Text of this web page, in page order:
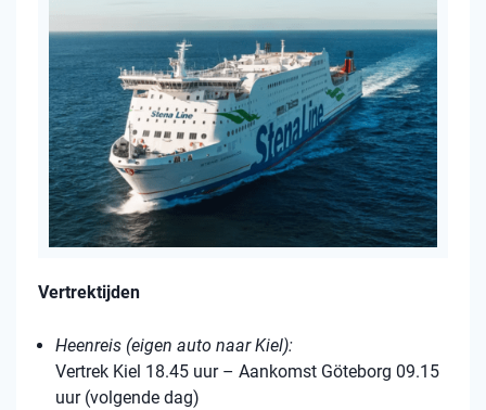
Vertrektijden
Heenreis (eigen auto naar Kiel):
Vertrek Kiel 18.45 uur – Aankomst Göteborg 09.15
uur (volgende dag)